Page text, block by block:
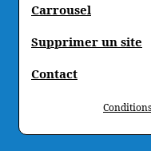
Carrousel
Supprimer un site
Contact